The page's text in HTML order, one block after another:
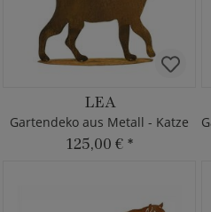
LEA
Gartendeko aus Metall - Katze
125,00 € *